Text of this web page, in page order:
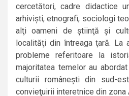
cercetători, cadre didactice
arhivişti, etnografi, sociologi
alţi oameni de ştiinţă şi
localităţi din întreaga ţară. La
probleme referitoare la
majoritatea temelor au
culturii româneşti din sud-
convieţuirii interetnice din zona